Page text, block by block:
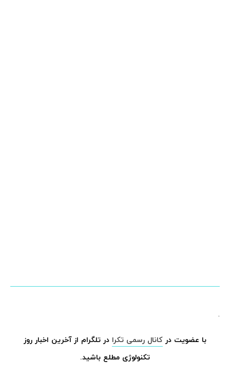
.
با عضویت در کانال رسمی تکرا در تلگرام از آخرین اخبار روز
تکنولوژی مطلع باشید.